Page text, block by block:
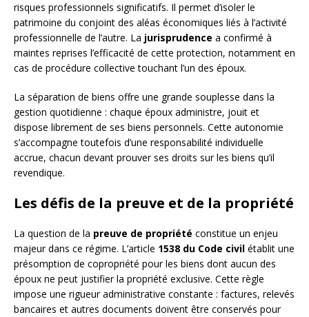
risques professionnels significatifs. Il permet d’isoler le
patrimoine du conjoint des aléas économiques liés à l’activité
professionnelle de l’autre. La jurisprudence a confirmé à
maintes reprises l’efficacité de cette protection, notamment en
cas de procédure collective touchant l’un des époux.
La séparation de biens offre une grande souplesse dans la
gestion quotidienne : chaque époux administre, jouit et
dispose librement de ses biens personnels. Cette autonomie
s’accompagne toutefois d’une responsabilité individuelle
accrue, chacun devant prouver ses droits sur les biens qu’il
revendique.
Les défis de la preuve et de la propriété
La question de la preuve de propriété constitue un enjeu
majeur dans ce régime. L’article 1538 du Code civil établit une
présomption de copropriété pour les biens dont aucun des
époux ne peut justifier la propriété exclusive. Cette règle
impose une rigueur administrative constante : factures, relevés
bancaires et autres documents doivent être conservés pour